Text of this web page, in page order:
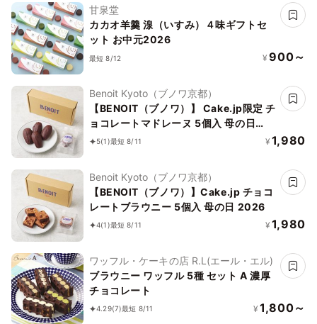
甘泉堂
カカオ羊羹 湶（いすみ）４味ギフトセ
ット お中元2026
最短 8/12 ¥ 900～
Benoit Kyoto（ブノワ京都）
【BENOIT（ブノワ）】 Cake.jp限定 チ
ョコレートマドレーヌ 5個入 母の日
2026
5(1)最短 8/11 ¥ 1,980
Benoit Kyoto（ブノワ京都）
【BENOIT（ブノワ）】Cake.jp チョコ
レートブラウニー 5個入 母の日 2026
4(1)最短 8/11 ¥ 1,980
ワッフル・ケーキの店 R.L(エール・エル)
ブラウニー ワッフル 5種 セット A 濃厚
チョコレート
4.29(7)最短 8/11 ¥ 1,800～